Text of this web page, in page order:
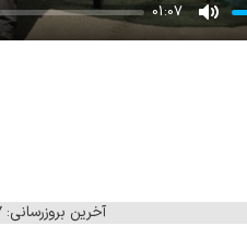
01:07
آخرین بروزرسانی: ۱۷ تیر ۱۴۰۵ - ۱۰:۰۸